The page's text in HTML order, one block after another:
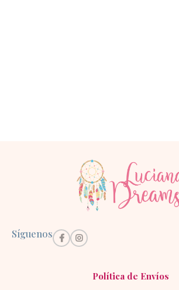
Síguenos
Política de Envíos